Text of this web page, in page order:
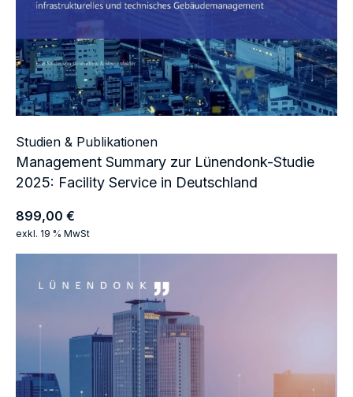
Studien & Publikationen
Management Summary zur Lünendonk-Studie
2025: Facility Service in Deutschland
899,00 €
exkl. 19 % MwSt